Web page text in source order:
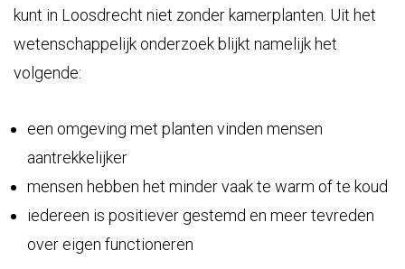
kunt in Loosdrecht niet zonder kamerplanten. Uit het
wetenschappelijk onderzoek blijkt namelijk het
volgende:
een omgeving met planten vinden mensen
aantrekkelijker
mensen hebben het minder vaak te warm of te koud
iedereen is positiever gestemd en meer tevreden
over eigen functioneren